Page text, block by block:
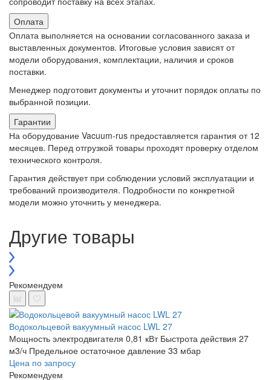
Оплата
Оплата выполняется на основании согласованного заказа и
выставленных документов. Итоговые условия зависят от
модели оборудования, комплектации, наличия и сроков
поставки.
Менеджер подготовит документы и уточнит порядок оплаты по
выбранной позиции.
Гарантии
На оборудование Vacuum-rus предоставляется гарантия от 12
месяцев. Перед отгрузкой товары проходят проверку отделом
технического контроля.
Гарантия действует при соблюдении условий эксплуатации и
требований производителя. Подробности по конкретной
модели можно уточнить у менеджера.
Другие товары
Рекомендуем
Водокольцевой вакуумный насос LWL 27
Мощность электродвигателя 0,81 кВт Быстрота действия 27
м3/ч Предельное остаточное давление 33 мбар
Цена по запросу
Рекомендуем